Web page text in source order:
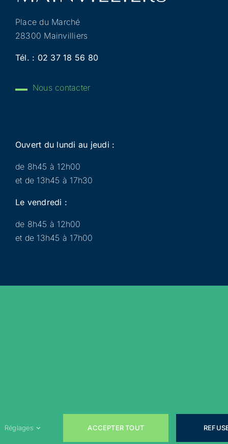
Place du Marché
28300 Mainvilliers
Tél. : 02 37 18 56 80
Nous contacter
Ouvert du lundi au jeudi :
de 8h45 à 12h00
et de 13h45 à 17h30
Le vendredi :
de 8h45 à 12h00
et de 13h45 à 17h00
Réglages ACCEPTER TOUT